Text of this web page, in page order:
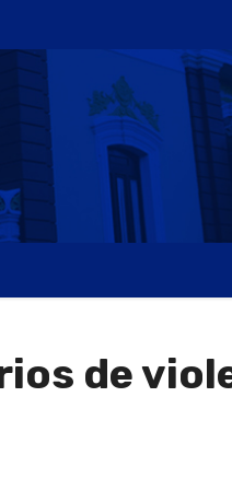
de